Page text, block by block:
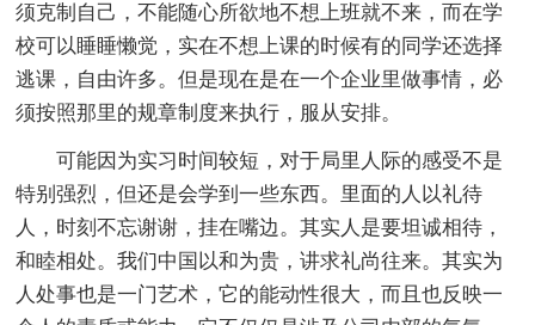
须克制自己，不能随心所欲地不想上班就不来，而在学
校可以睡睡懒觉，实在不想上课的时候有的同学还选择
逃课，自由许多。但是现在是在一个企业里做事情，必
须按照那里的规章制度来执行，服从安排。
可能因为实习时间较短，对于局里人际的感受不是
特别强烈，但还是会学到一些东西。里面的人以礼待
人，时刻不忘谢谢，挂在嘴边。其实人是要坦诚相待，
和睦相处。我们中国以和为贵，讲求礼尚往来。其实为
人处事也是一门艺术，它的能动性很大，而且也反映一